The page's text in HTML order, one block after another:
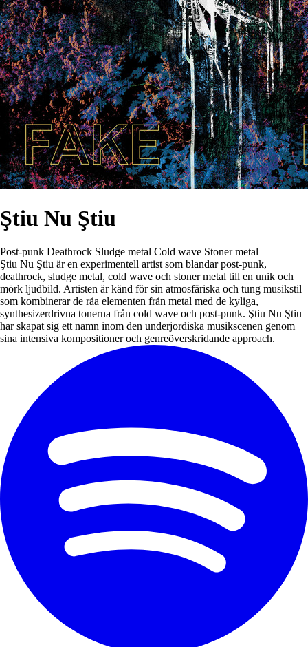
Ştiu Nu Ştiu
Post-punk Deathrock Sludge metal Cold wave Stoner metal
Ştiu Nu Ştiu är en experimentell artist som blandar post-punk,
deathrock, sludge metal, cold wave och stoner metal till en unik och
mörk ljudbild. Artisten är känd för sin atmosfäriska och tung musikstil
som kombinerar de råa elementen från metal med de kyliga,
synthesizerdrivna tonerna från cold wave och post-punk. Ştiu Nu Ştiu
har skapat sig ett namn inom den underjordiska musikscenen genom
sina intensiva kompositioner och genreöverskridande approach.